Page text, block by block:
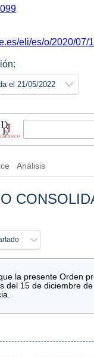
eli/es/o/2020/07/
el 21/05/2022
Análisis
la presente Orden
del 15 de diciembre